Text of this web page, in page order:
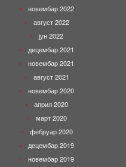
новембар 2022
август 2022
јун 2022
децембар 2021
новембар 2021
август 2021
новембар 2020
април 2020
март 2020
фебруар 2020
децембар 2019
новембар 2019